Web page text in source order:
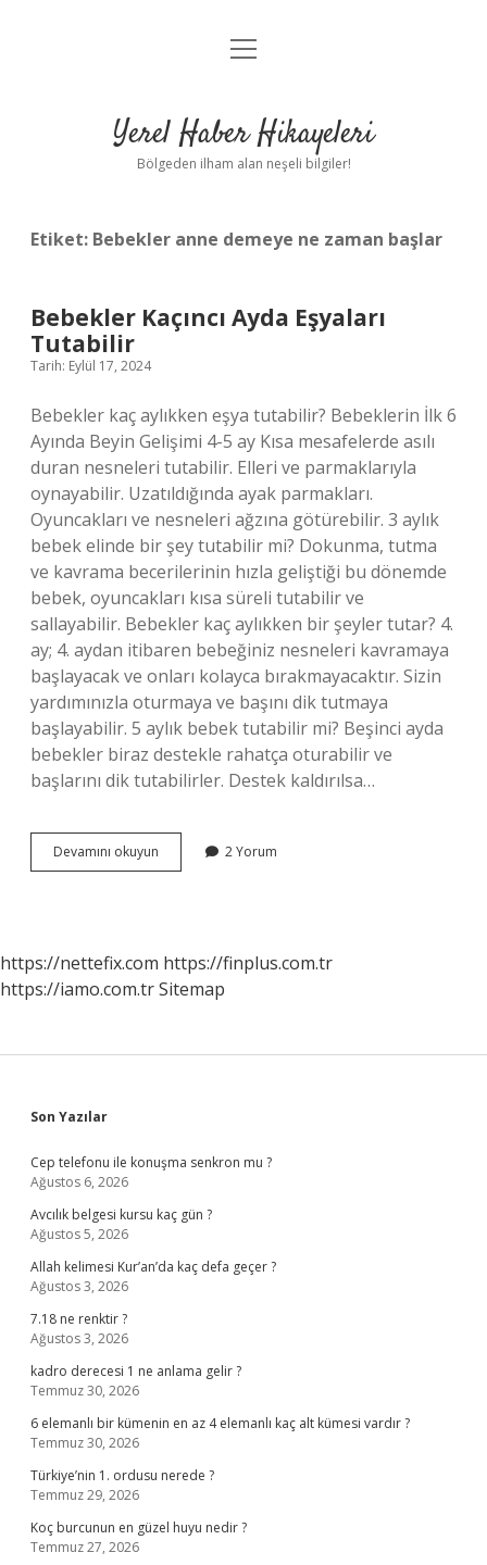
Anasayfa
Yasal Uyarı
menüyü
Yerel Haber Hikayeleri
Bölgeden ilham alan neşeli bilgiler!
Etiket: Bebekler anne demeye ne zaman başlar
Bebekler Kaçıncı Ayda Eşyaları
Tutabilir
Tarih: Eylül 17, 2024
Bebekler kaç aylıkken eşya tutabilir? Bebeklerin İlk 6
Ayında Beyin Gelişimi 4-5 ay Kısa mesafelerde asılı
duran nesneleri tutabilir. Elleri ve parmaklarıyla
oynayabilir. Uzatıldığında ayak parmakları.
Oyuncakları ve nesneleri ağzına götürebilir. 3 aylık
bebek elinde bir şey tutabilir mi? Dokunma, tutma
ve kavrama becerilerinin hızla geliştiği bu dönemde
bebek, oyuncakları kısa süreli tutabilir ve
sallayabilir. Bebekler kaç aylıkken bir şeyler tutar? 4.
ay; 4. aydan itibaren bebeğiniz nesneleri kavramaya
başlayacak ve onları kolayca bırakmayacaktır. Sizin
yardımınızla oturmaya ve başını dik tutmaya
başlayabilir. 5 aylık bebek tutabilir mi? Beşinci ayda
bebekler biraz destekle rahatça oturabilir ve
başlarını dik tutabilirler. Destek kaldırılsa…
Devamını okuyun Bebekler
Kaçıncı
2 Yorum
https://nettefix.com https://finplus.com.tr
https://iamo.com.trSitemap
Sidebar
Son Yazılar
Cep telefonu ile konuşma senkron mu ?
Ağustos 6, 2026
Avcılık belgesi kursu kaç gün ?
Ağustos 5, 2026
Allah kelimesi Kur’an’da kaç defa geçer ?
Ağustos 3, 2026
7.18 ne renktir ?
Ağustos 3, 2026
kadro derecesi 1 ne anlama gelir ?
Temmuz 30, 2026
6 elemanlı bir kümenin en az 4 elemanlı kaç alt kümesi vardır ?
Temmuz 30, 2026
Türkiye’nin 1. ordusu nerede ?
Temmuz 29, 2026
Koç burcunun en güzel huyu nedir ?
Temmuz 27, 2026